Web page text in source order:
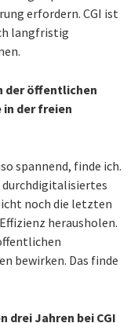
erfordern. CGI ist
langfristig
der öffentlichen
in der freien
spannend, finde ich.
noch die letzten
herausholen.
bewirken. Das finde
drei Jahren bei CGI